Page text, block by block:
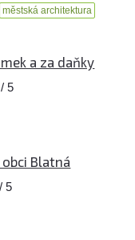
městská architektura
a za daňky
5
Blatná
5